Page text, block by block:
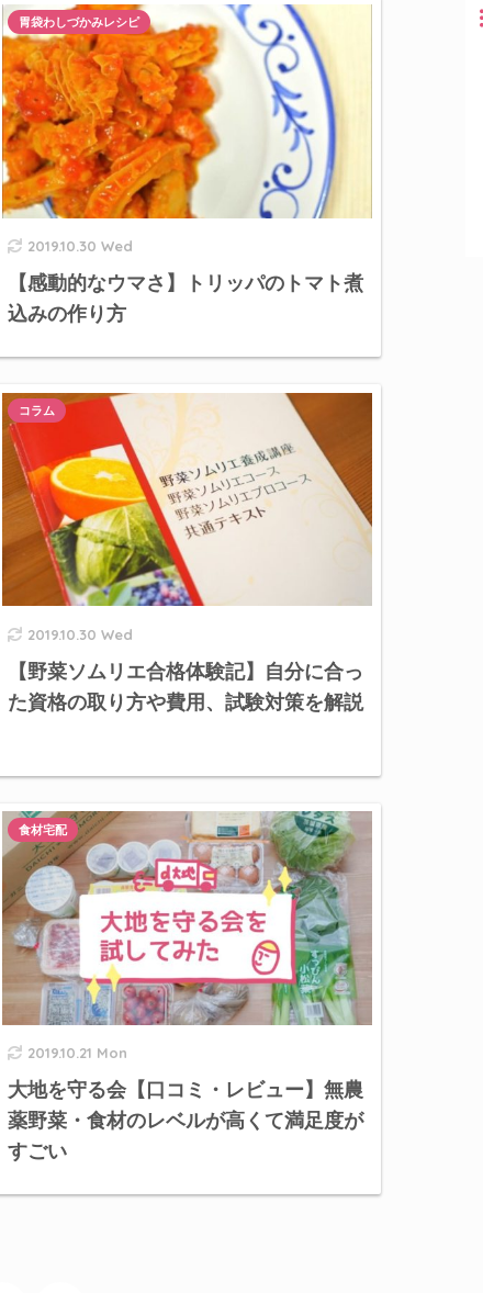
2019.10.30 Wed
【感動的なウマさ】トリッパのトマト煮
込みの作り方
胃袋わしづかみレシピ
2019.10.30 Wed
【野菜ソムリエ合格体験記】自分に合っ
た資格の取り方や費用、試験対策を解説
コラム
2019.10.21 Mon
大地を守る会【口コミ・レビュー】無農
薬野菜・食材のレベルが高くて満足度が
すごい
食材宅配